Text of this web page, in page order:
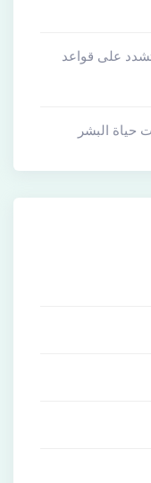
تشدد على قواعد